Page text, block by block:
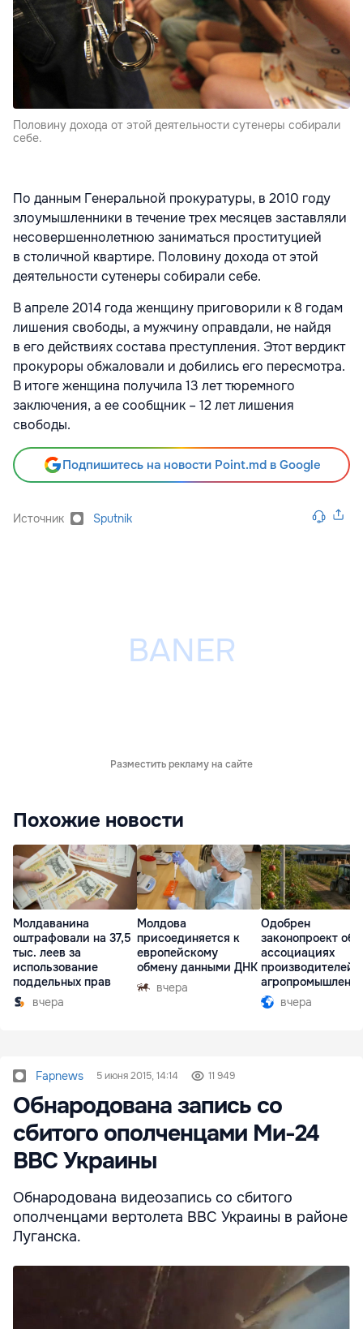
Половину дохода от этой деятельности сутенеры собирали
себе.
По данным Генеральной прокуратуры, в 2010 году
злоумышленники в течение трех месяцев заставляли
несовершеннолетнюю заниматься проституцией
в столичной квартире. Половину дохода от этой
деятельности сутенеры собирали себе.
В апреле 2014 года женщину приговорили к 8 годам
лишения свободы, а мужчину оправдали, не найдя
в его действиях состава преступления. Этот вердикт
прокуроры обжаловали и добились его пересмотра.
В итоге женщина получила 13 лет тюремного
заключения, а ее сообщник – 12 лет лишения
свободы.
Подпишитесь на новости Point.md в Google
Источник Sputnik
Разместить рекламу на сайте
Похожие новости
Молдаванина
оштрафовали на 37,5
тыс. леев за
использование
поддельных прав
вчера
Молдова
присоединяется к
европейскому
обмену данными ДНК
вчера
Одобрен
законопроект об
ассоциациях
производителей в
комплексе
вчера
Fapnews 5 июня 2015, 14:14 11 949
Обнародована запись со
сбитого ополченцами Ми-24
ВВС Украины
Обнародована видеозапись со сбитого
ополченцами вертолета ВВС Украины в районе
Луганска.